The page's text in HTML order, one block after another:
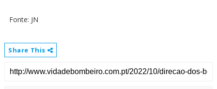
Fonte: JN
Share This